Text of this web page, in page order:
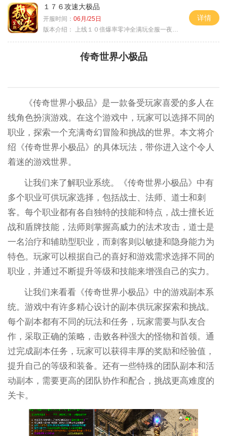
１７６攻速大极品
开服时间： 06月/25日
版本介绍：
上线１０倍爆率零冲全满玩全服一夜终极
详情
传奇世界小极品
《传奇世界小极品》是一款备受玩家喜爱的多人在
线角色扮演游戏。在这个游戏中，玩家可以选择不同的
职业，探索一个充满奇幻冒险和挑战的世界。本文将介
绍《传奇世界小极品》的具体玩法，带你进入这个令人
着迷的游戏世界。
让我们来了解职业系统。《传奇世界小极品》中有
多个职业可供玩家选择，包括战士、法师、道士和刺
客。每个职业都有各自独特的技能和特点，战士擅长近
战和盾牌技能，法师则掌握高威力的法术攻击，道士是
一名治疗和辅助型职业，而刺客则以敏捷和隐身能力为
特色。玩家可以根据自己的喜好和游戏需求选择不同的
职业，并通过不断提升等级和技能来增强自己的实力。
让我们来看看《传奇世界小极品》中的游戏副本系
统。游戏中有许多精心设计的副本供玩家探索和挑战。
每个副本都有不同的玩法和任务，玩家需要与队友合
作，采取正确的策略，击败各种强大的怪物和首领。通
过完成副本任务，玩家可以获得丰厚的奖励和经验值，
提升自己的等级和装备。还有一些特殊的团队副本和活
动副本，需要更高的团队协作和配合，挑战更高难度的
关卡。